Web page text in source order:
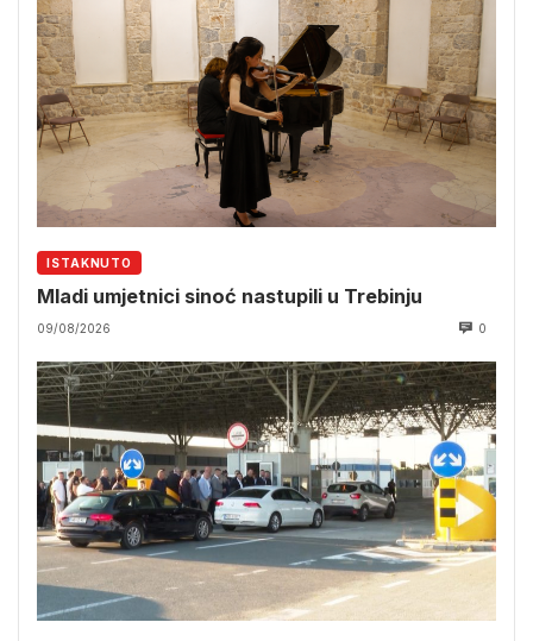
ISTAKNUTO
Mladi umjetnici sinoć nastupili u Trebinju
09/08/2026 0